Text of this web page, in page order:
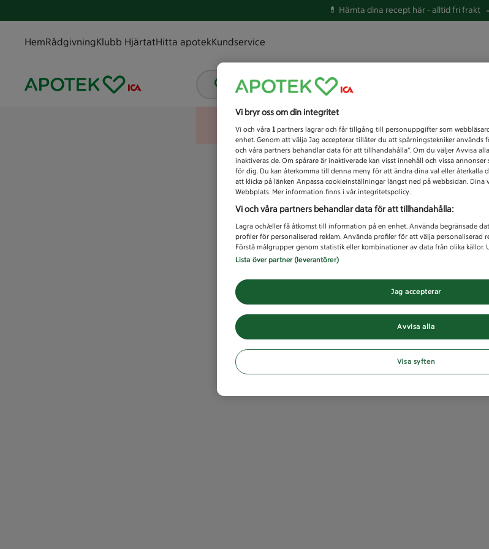
💊 Hämta dina recept här -alltid fri frakt
HemRådgivningKlubb HjärtatHitta apotekKundservice
Vad letar du efter idag?
Vi bryr oss om din integritet
Vi och våra 1 partners lagrar och får tillgång till personuppgifter som
enhet. Genom att välja Jag accepterar tillåter du att spårningstekniker används
och våra partners behandlar data för att tillhandahålla”. Om du väljer Avvisa
inaktiveras de. Om spårare är inaktiverade kan visst innehåll och vissa
för dig. Du kan återkomma till denna meny för att ändra dina val eller återkalla
att klicka på länken Anpassa cookieinställningar längst ned på webbsidan.
Webbplats. Mer information finns i vår integritetspolicy.
Vi och våra partners behandlar data för att tillhandahålla:
Lagra och/eller få åtkomst till information på en enhet. Använda begränsade
profiler för personaliserad reklam. Använda profiler för att välja personaliserad
Förstå målgrupper genom statistik eller kombinationer av data från olika källor.
Lista över partner (leverantörer)
Avvisa alla
Jag accepterar
Visa syften